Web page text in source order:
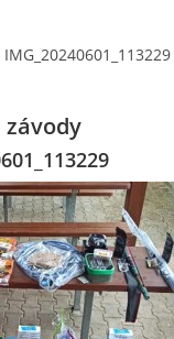
IMG_20240601_113229
závody